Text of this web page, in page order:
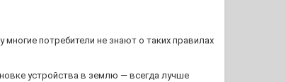
потребители не знают о таких правилах
устройства в землю — всегда лучше